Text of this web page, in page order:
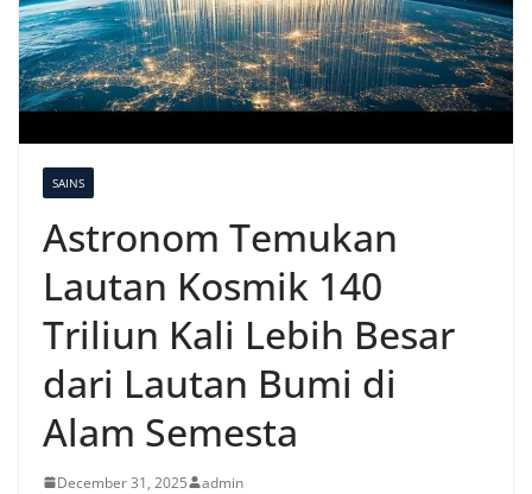
SAINS
Astronom Temukan
Lautan Kosmik 140
Triliun Kali Lebih Besar
dari Lautan Bumi di
Alam Semesta
December 31, 2025 admin